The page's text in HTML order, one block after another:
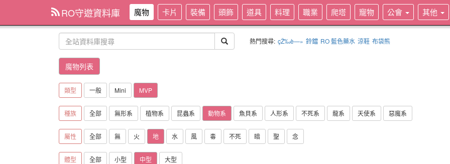
RO守遊資料庫 魔物 卡片 裝備 頭飾 道具 料理 職業 爬塔 寵物 公會 其他
熱門搜尋: çŽ‰è—» 鈴鐺 RO 藍色藥水 涼鞋 布袋熊
魔物列表
類型 一般 Mini MVP
種族 全部 無形系 植物系 昆蟲系 動物系 魚貝系 人形系 不死系 龍系 天使系 惡魔系
屬性 全部 無 火 地 水 風 毒 不死 暗 聖 念
體型 全部 小型 中型 大型